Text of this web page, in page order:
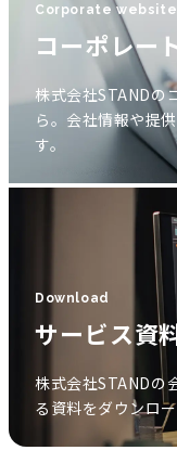
Corporate website
コーポレー
株式会社STANDの
ら。会社情報や提
す。
Download
サービス資
株式会社STANDの
る資料をダウンロ